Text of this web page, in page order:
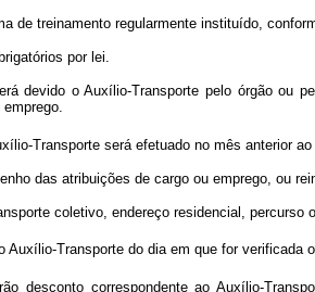
treinamento regularmente instituído,
por lei.
o Auxílio-Transporte pelo órgão ou pela
Transporte será efetuado no mês anterior
das atribuições de cargo ou emprego, ou
coletivo, endereço residencial, percurso
Auxílio-Transporte do dia em que for verificada
desconto correspondente ao Auxílio-